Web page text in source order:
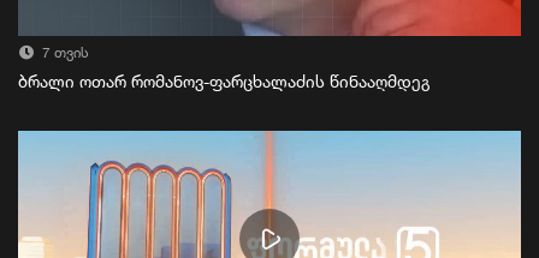
7 თვის
ბრალი ოთარ რომანოვ-ფარცხალაძის წინააღმდეგ